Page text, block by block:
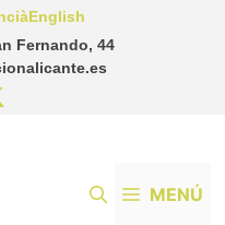
Fernando, 44
English
MENÚ